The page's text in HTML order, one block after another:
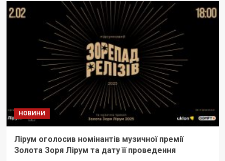
НОВИНИ
Лірум оголосив номінантів музичної премії
Золота Зоря Лірум та дату її проведення